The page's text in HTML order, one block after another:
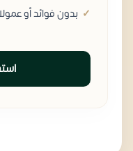
بدون فوائد أو